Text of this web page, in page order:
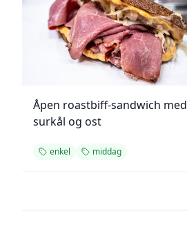
Åpen roastbiff-sandwich med
surkål og ost
enkel middag